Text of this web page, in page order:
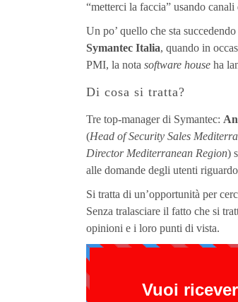
“metterci la faccia” usando
Un po’ quello che sta
Symantec Italia, quando in
PMI, la nota software house ha
Di cosa si tratta?
Tre top-manager di Symantec:
(Head of Security Sales
Director Mediterranean Region)
alle domande degli utenti
Si tratta di un’opportunità per
Senza tralasciare il fatto che si
opinioni e i loro punti di vista.